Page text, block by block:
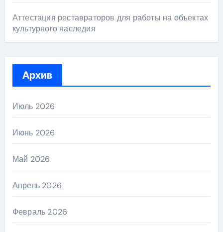
Аттестация реставраторов для работы на объектах
культурного наследия
Архив
Июль 2026
Июнь 2026
Май 2026
Апрель 2026
Февраль 2026